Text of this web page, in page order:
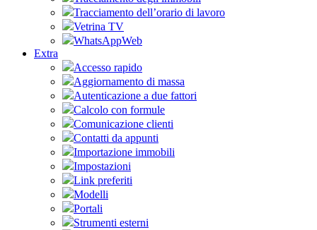
Tracciamento dell’orario di lavoro
Vetrina TV
WhatsAppWeb
Extra
Accesso rapido
Aggiornamento di massa
Autenticazione a due fattori
Calcolo con formule
Comunicazione clienti
Contatti da appunti
Importazione immobili
Impostazioni
Link preferiti
Modelli
Portali
Strumenti esterni